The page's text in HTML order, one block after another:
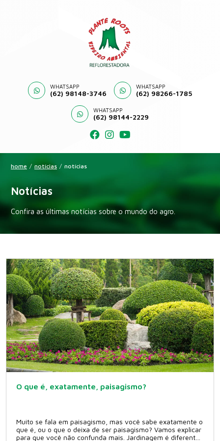
WHATSAPP
(62) 98148-3746
WHATSAPP
(62) 98266-1785
WHATSAPP
(62) 98144-2229
home / notícias / notícias
Notícias
Confira as últimas notícias sobre o mundo do agro.
O que é, exatamente, paisagismo?
Muito se fala em paisagismo, mas você sabe exatamente o
que é, ou o que o deixa de ser paisagismo? Vamos explicar
para que você não confunda mais. Jardinagem é diferente